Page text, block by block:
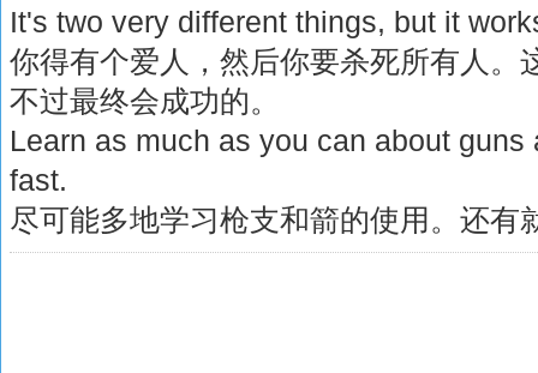
It's two very different things, but it
你得有个爱人，然后你要杀死所有人。
不过最终会成功的。
Learn as much as you can about
fast.
尽可能多地学习枪支和箭的使用。还有